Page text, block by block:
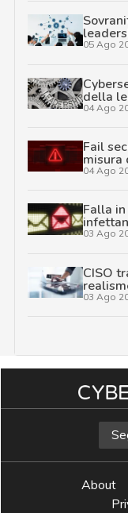
05 Ago
della
04 Ago
Fail
misura
04 Ago
Falla
03 Ago
CISO
03 Ago
About